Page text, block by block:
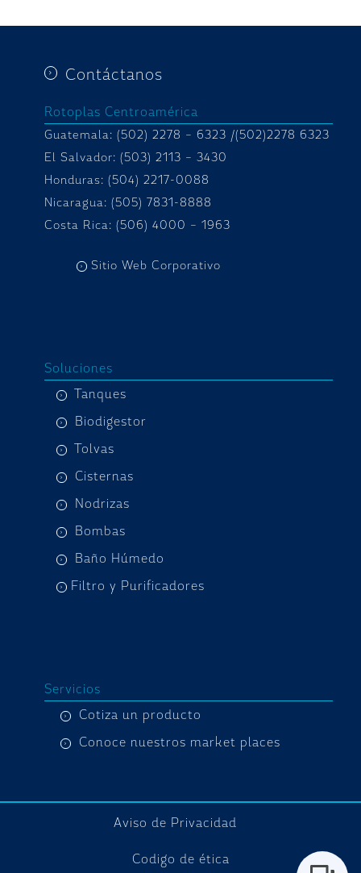
Contáctanos
Rotoplas Centroamérica
Guatemala: (502) 2278 – 6323 /(502)2278 6323
El Salvador: (503) 2113 – 3430
Honduras: (504) 2217-0088
Nicaragua: (505) 7831-8888
Costa Rica: (506) 4000 – 1963
Sitio Web Corporativo
Soluciones
Tanques
Biodigestor
Tolvas
Cisternas
Nodrizas
Bombas
Baño Húmedo
Filtro y Purificadores
Servicios
Cotiza un producto
Conoce nuestros market places
Aviso de Privacidad
Codigo de ética